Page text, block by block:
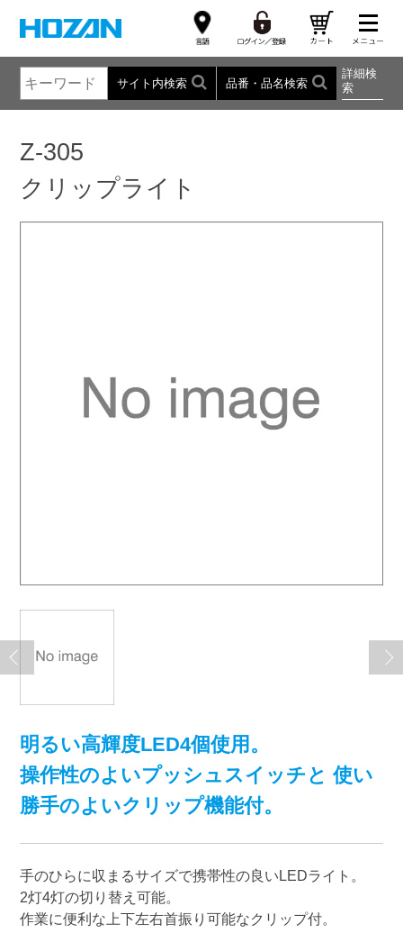
サイト内検索 品番・品名検索
詳細検
索
Z-305
クリップライト
明るい高輝度LED4個使用。
操作性のよいプッシュスイッチと 使い
勝手のよいクリップ機能付。
手のひらに収まるサイズで携帯性の良いLEDライト。
2灯4灯の切り替え可能。
作業に便利な上下左右首振り可能なクリップ付。